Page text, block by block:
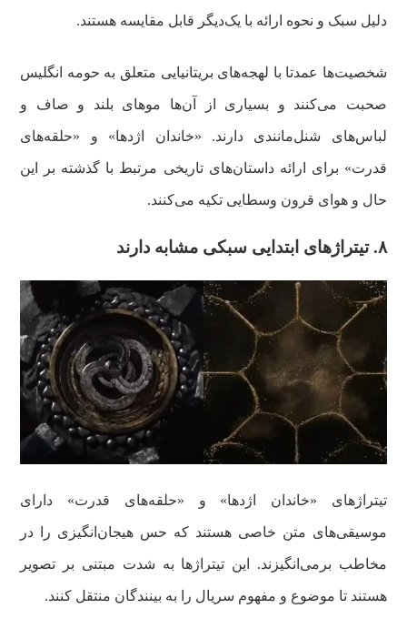
دلیل سبک و نحوه ارائه با یک‌دیگر قابل مقایسه هستند.
شخصیت‌ها عمدتا با لهجه‌های بریتانیایی متعلق به حومه انگلیس
صحبت می‌کنند و بسیاری از آن‌ها موهای بلند و صاف و
لباس‌های شنل‌‌مانندی دارند. «خاندان‌ اژدها» و «حلقه‌های
قدرت» برای ارائه داستان‌های تاریخی مرتبط‌ با گذشته بر این
حال و هوای قرون وسطایی تکیه می‌کنند.
۸. تیتراژهای ابتدایی سبکی مشابه دارند
تیتراژهای «خاندان اژدها» و «حلقه‌های قدرت» دارای
موسیقی‌های متن‌ خاصی هستند که حس هیجان‌انگیزی را در
مخاطب برمی‌انگیزند. این تیتراژها به شدت مبتنی بر تصویر
هستند تا موضوع و مفهوم سریال را به بینندگان منتقل کنند.